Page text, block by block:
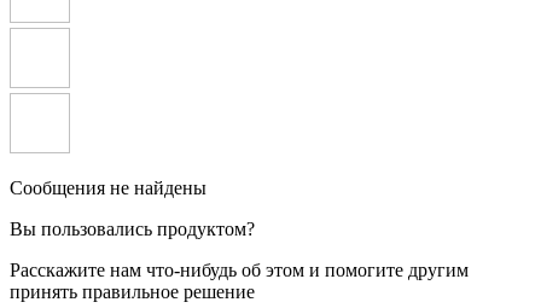
Сообщения не найдены
Вы пользовались продуктом?
Расскажите нам что-нибудь об этом и помогите другим
принять правильное решение